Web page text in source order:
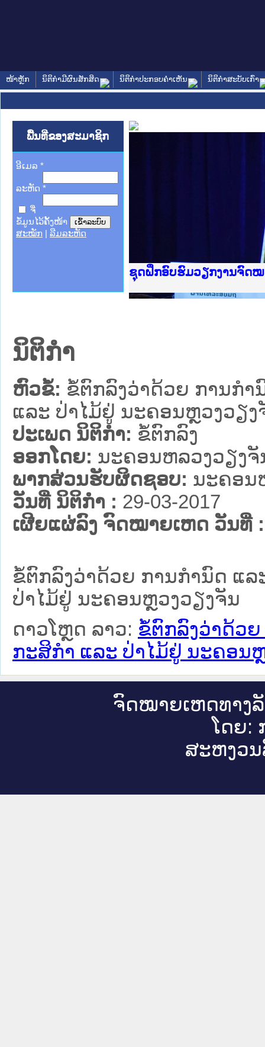
ໜ້າຫຼັກ ນິຕິກໍາມີຜົນສັກສິດ ນິຕິກໍາປະກອບຄໍາເຫັນ ນິຕິກໍາສະບັບເກົ່າ
ພື້ນທີ່ຂອງສະມາຊິກ
ອີເມລ *
ລະຫັດ *
ຈື່
ຂໍ້ມູນໄວ້ຄັ້ງໜ້າ
ສະໝັກ
ລືມລະຫັດ
Ministry of Justice Lao
ເຜີຍແຜ່ວັບໄຊຈົດໝາຍເຫດ
ກະຊວງຍຸຕິທຳ
ຊຸດຝຶກອົບຮົມວຽກງານຈົດໝ
ກອງປະຊຸມທົບທວນຄືນການ
ຝຶກອົບຮົມ ຜູ່ປະສານງານວ
ຝຶກອົບຮົມ ຜູ່ປະສານງານວ
ເຜີຍແຜ່ແອັບກົດໝາຍລາວ
ເຜີຍແຜ່ແອັບກົດໝາຍລາວ
ຍົກລະດັບວຽກງານຈົດໝາຍ
ຊຸດຝຶກອົບຮົມວຽກງານຈົດໝ
ນິຕິກໍາ
ຫົວຂໍ້: ຂໍ້ຕົກລົງວ່າດ້ວຍ ການກ
ແລະ ປ່າໄມ້ຢູ່ ນະຄອນຫຼວງວຽງ
ປະເພດ ນິຕິກໍາ: ຂໍ້ຕົກລົງ
ອອກໂດຍ: ນະ​ຄອນ​ຫລວງວຽງຈັ
ພາກສ່ວນຮັບຜິດຊອບ: ນະ​ຄອນ​
ວັນທີ່ ນິຕິກໍາ : 29-03-2017
ເຜີຍແຜ່ລົງ ຈົດໝາຍເຫດ ວັນທີ່ :
ຂໍ້ຕົກລົງວ່າດ້ວຍ ການກຳນົດ ແ
ປ່າໄມ້ຢູ່ ນະຄອນຫຼວງວຽງຈັນ
ດາວໂຫຼດ ລາວ: ຂໍ້ຕົກລົງວ່າດ້ວ
ກະສິກຳ ແລະ ປ່າໄມ້ຢູ່ ນະຄອນ
ຈົດ​ໝາຍ​ເຫດ​ທາງ​
ໂດຍ:
ສະ​ຫງວນ​